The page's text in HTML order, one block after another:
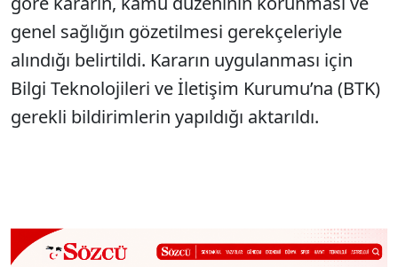
genel sağlığın gözetilmesi gerekçeleriyle
alındığı belirtildi. Kararın uygulanması için
Bilgi Teknolojileri ve İletişim Kurumu’na (BTK)
gerekli bildirimlerin yapıldığı aktarıldı.